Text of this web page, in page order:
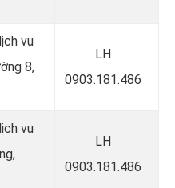
vụ
8,
LH
0903.181.486
vụ
LH
0903.181.486